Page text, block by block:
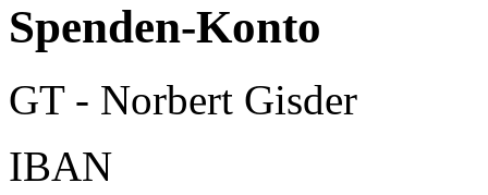
Spenden-Konto
GT - Norbert Gisder
IBAN